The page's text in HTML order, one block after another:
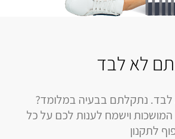
לא לבד
נתקלתם בבעיה במלומד?
המושכות וישמח לענות לכם על כל
לתקנון